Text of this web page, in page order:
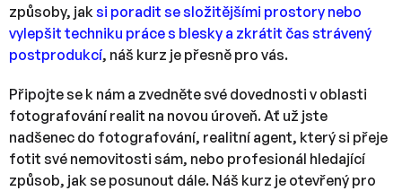
způsoby, jak si poradit se složitějšími prostory nebo
vylepšit techniku práce s blesky a zkrátit čas strávený
postprodukcí, náš kurz je přesně pro vás.
Připojte se k nám a zvedněte své dovednosti v oblasti
fotografování realit na novou úroveň. Ať už jste
nadšenec do fotografování, realitní agent, který si přeje
fotit své nemovitosti sám, nebo profesionál hledající
způsob, jak se posunout dále. Náš kurz je otevřený pro